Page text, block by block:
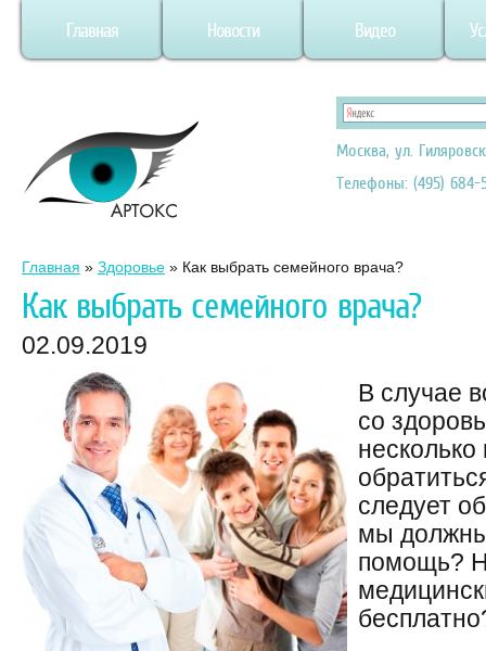
Главная Новости Видео
Москва, ул.
Телефоны: (495) 684-
Главная » Здоровье » Как выбрать семейного врача?
Как выбрать семейного врача?
02.09.2019
В случае
со
следует
мы
помощь?